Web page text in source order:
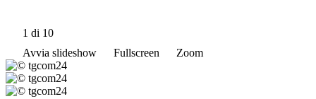
1 di 10
Avvia slideshow
Fullscreen Zoom